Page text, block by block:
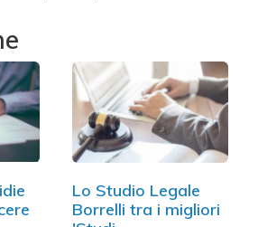
Lo Studio Legale
Borrelli tra i migliori